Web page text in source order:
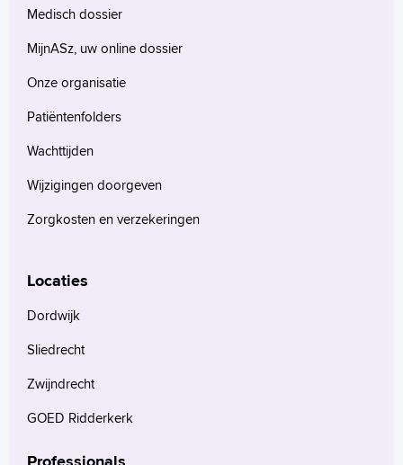
Medisch dossier
MijnASz, uw online dossier
Onze organisatie
Patiëntenfolders
Wachttijden
Wijzigingen doorgeven
Zorgkosten en verzekeringen
Locaties
Dordwijk
Sliedrecht
Zwijndrecht
GOED Ridderkerk